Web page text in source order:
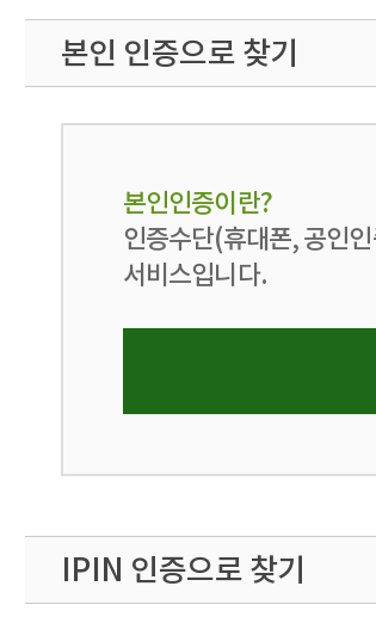
본인 인증으로 찾기
본인인증이란?
인증수단(휴대폰, 공인
서비스입니다.
IPIN 인증으로 찾기